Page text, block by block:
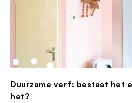
Duurzame verf: bestaat het
het?